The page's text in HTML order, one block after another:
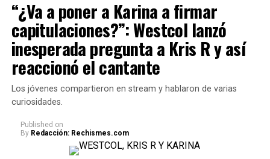
“¿Va a poner a Karina a firmar
capitulaciones?”: Westcol lanzó
inesperada pregunta a Kris R y así
reaccionó el cantante
Los jóvenes compartieron en stream y hablaron de varias
curiosidades.
Published on
By Redacción: Rechismes.com